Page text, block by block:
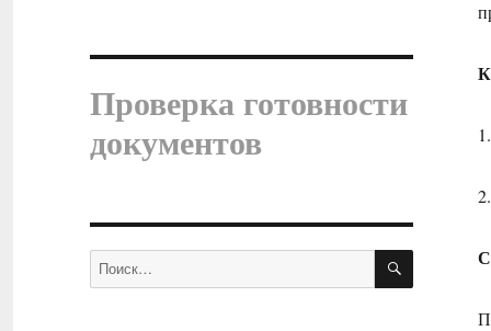
Проверка готовности
документов
Искать: ПОИСК